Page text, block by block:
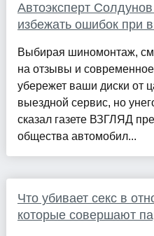
Автоэксперт Солдунов
избежать ошибок при
Выбирая шиномонтаж,
на отзывы и
убережет ваши диски от
выездной сервис, но
сказал газете ВЗГЛЯД
общества автомобил...
Что убивает секс в
которые совершают